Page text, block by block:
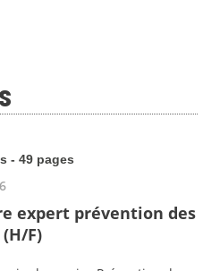
- 49 pages
expert prévention des
F)